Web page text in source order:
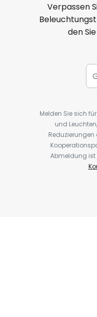
Verpassen
den
Melden Sie sich
und
Abmeldung ist